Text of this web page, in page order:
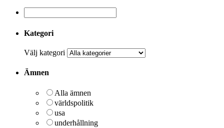
Kategori
Välj kategori
Ämnen
Alla ämnen
världspolitik
usa
underhållning